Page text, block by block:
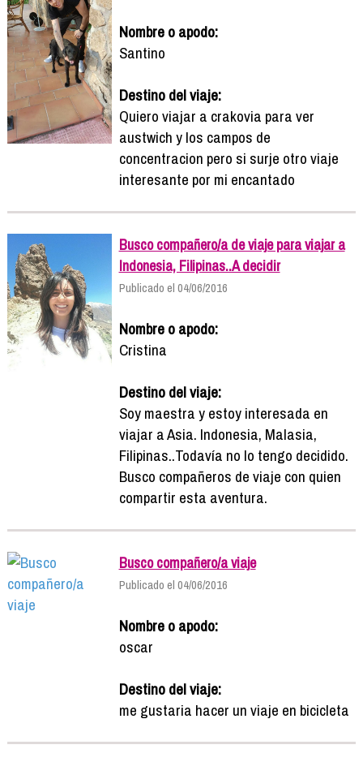
Nombre o apodo:
Santino
Destino del viaje:
Quiero viajar a crakovia para ver
austwich y los campos de
concentracion pero si surje otro viaje
interesante por mi encantado
Busco compañero/a de viaje para viajar a
Indonesia, Filipinas..A decidir
Publicado el 04/06/2016
Nombre o apodo:
Cristina
Destino del viaje:
Soy maestra y estoy interesada en
viajar a Asia. Indonesia, Malasia,
Filipinas..Todavía no lo tengo decidido.
Busco compañeros de viaje con quien
compartir esta aventura.
Busco compañero/a viaje
Publicado el 04/06/2016
Nombre o apodo:
oscar
Destino del viaje:
me gustaria hacer un viaje en bicicleta